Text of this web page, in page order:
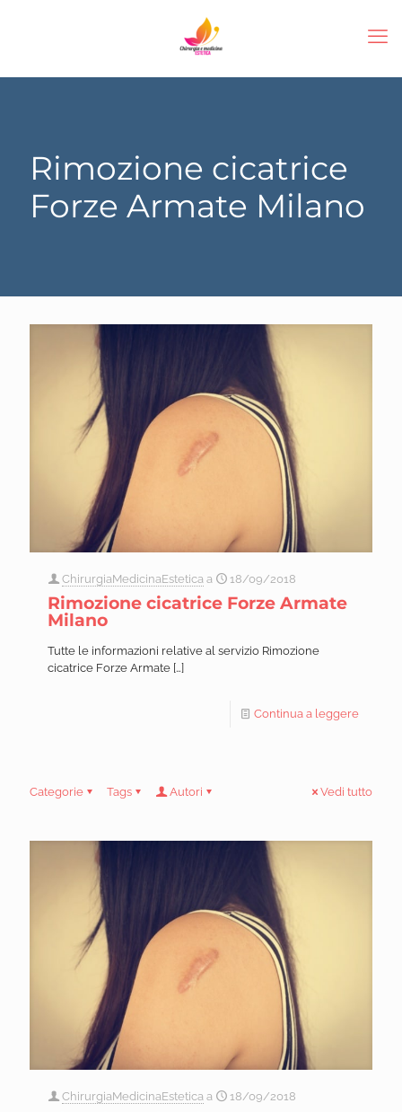
Rimozione cicatrice
Forze Armate Milano
ChirurgiaMedicinaEstetica a 18/09/2018
Rimozione cicatrice Forze Armate
Milano
Tutte le informazioni relative al servizio Rimozione
cicatrice Forze Armate […]
Continua a leggere
Categorie Tags Autori Vedi tutto
ChirurgiaMedicinaEstetica a 18/09/2018